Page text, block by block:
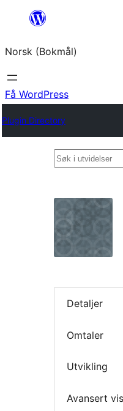
Hopp
innhold
Norsk (Bokmål)
Få WordPress
Plugin Directory
Søk
Detaljer
Omtaler
Utvikling
Avansert